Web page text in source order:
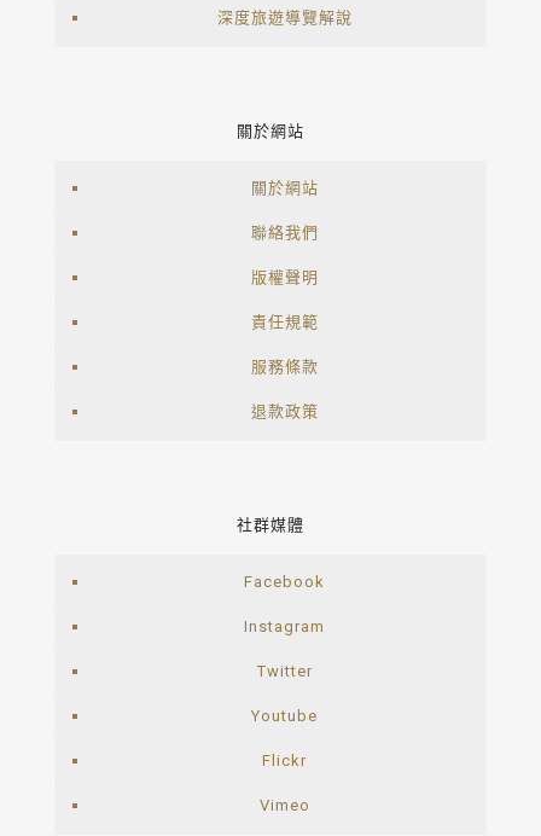
深度旅遊導覽解說
關於網站
關於網站
聯絡我們
版權聲明
責任規範
服務條款
退款政策
社群媒體
Facebook
Instagram
Twitter
Youtube
Flickr
Vimeo